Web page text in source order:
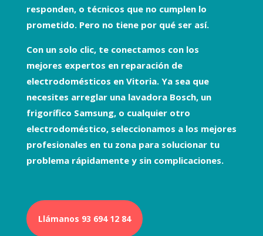
responden, o técnicos que no cumplen lo
prometido. Pero no tiene por qué ser así.
Con un solo clic, te conectamos con los
mejores expertos en reparación de
electrodomésticos en Vitoria. Ya sea que
necesites arreglar una lavadora Bosch, un
frigorífico Samsung, o cualquier otro
electrodoméstico, seleccionamos a los mejores
profesionales en tu zona para solucionar tu
problema rápidamente y sin complicaciones.
Llámanos 93 694 12 84